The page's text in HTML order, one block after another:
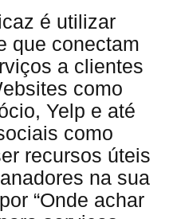
é utilizar
que conectam
a clientes
como
Yelp e até
como
recursos úteis
na sua
“Onde achar